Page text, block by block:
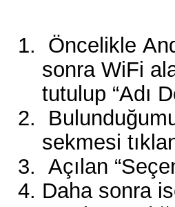
Öncelikle
sonra WiFi
tutulup “Adı
sekmesi
Açılan
Daha sonra